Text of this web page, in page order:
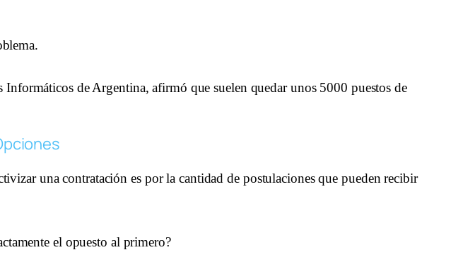
de Argentina, afirmó que suelen quedar unos 5000 puestos de
una contratación es por la cantidad de postulaciones que pueden recibir
el opuesto al primero?